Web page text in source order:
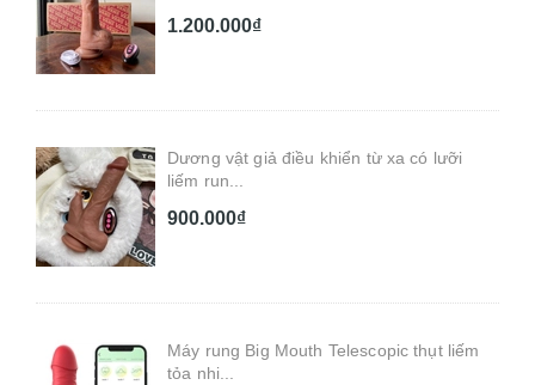
1.200.000₫
Dương vật giả điều khiển từ xa có lưỡi
liếm run...
900.000₫
Máy rung Big Mouth Telescopic thụt liếm
tỏa nhi...